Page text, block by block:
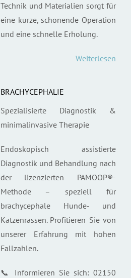
Technik und Materialien sorgt für
eine kurze, schonende Operation
und eine schnelle Erholung.
Weiterlesen
BRACHYCEPHALIE
Spezialisierte Diagnostik &
minimalinvasive Therapie
Endoskopisch assistierte
Diagnostik und Behandlung nach
der lizenzierten PAMOOP®-
Methode – speziell für
brachycephale Hunde- und
Katzenrassen. Profitieren Sie von
unserer Erfahrung mit hohen
Fallzahlen.
📞 Informieren Sie sich: 02150